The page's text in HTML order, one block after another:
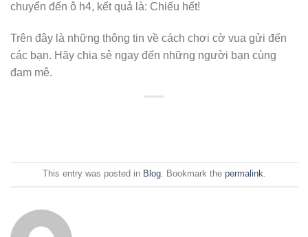
chuyển đến ô h4, kết quả là: Chiếu hết!
Trên đây là những thông tin về cách chơi cờ vua gửi đến
các bạn. Hãy chia sẻ ngay đến những người bạn cùng
đam mê.
This entry was posted in Blog. Bookmark the permalink.